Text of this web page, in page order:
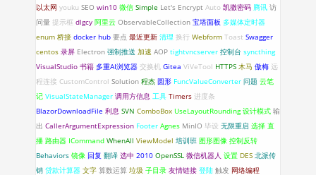
以太网 youku SEO win10 微信 Simple Let's Encrypt Auto 凯撒密码 腾讯 访
问量 提示框 dlgcy 阿里云 ObservableCollection 宝塔面板 多媒体定时器
enum 桥接 docker hub 要点 最近更新 清理 换行 Webform Toast Swagger
centos 录屏 Electron 强制推送 加速 AOP tightvncserver 控制台 syncthing
VisualStudio 书籍 多重AI浏览器 交换机 Gitea ViVeTool HTTPS 木马 傲梅 远
程连接 CustomControl Solution 程杰 圆形 FuncValueConverter 问题 云笔
记 VisualStateManager 调用方信息 工具 Timers 进度条
BlazorDownloadFile 利息 SVN ComboBox UseLayoutRounding 设计模式 输
出 CallerArgumentExpression Footer Agnes MinIO 毕设 无限重启 选择 直
播 路由器 ICommand WhenAll ViewModel 培训班 图形图像 控制反转
Behaviors 镜像 回复 翻译 选中 2010 OpenSSL 微信机器人 设置 DES 北派传
销 贷款计算器 文字 算数运算 垃圾 子目录 友情链接 登陆 触发 网络编程